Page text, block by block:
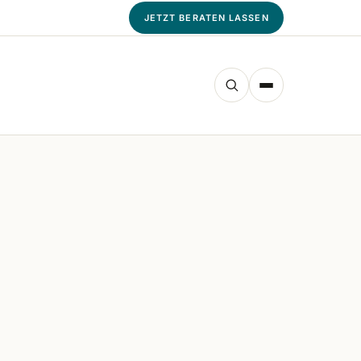
JETZT BERATEN LASSEN